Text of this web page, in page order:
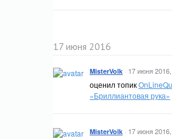
17 июня 2016
MisterVolk · 17 июня
оценил топик
«Бриллиантовая рука»
MisterVolk · 17 июня